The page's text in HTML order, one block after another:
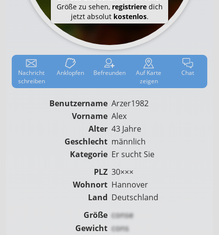
Größe zu sehen, registrieredich
jetzt absolut kostenlos.
Nachricht
schreiben
Anklop­fen Befreun­den AufKarte
zeigen
Chat
Benutzername Arzer1982
Vorname Alex
Alter 43 Jahre
Geschlecht männlich
Kategorie Er sucht Sie
PLZ 30×××
Wohnort Hannover
Land Deutschland
Größe conse
Gewicht cons